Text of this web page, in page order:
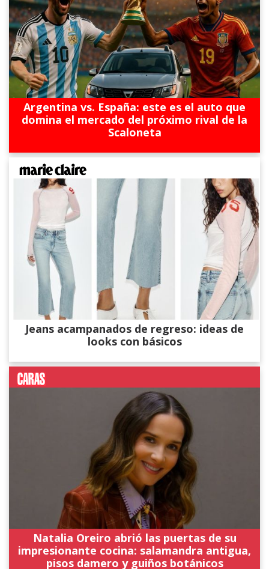
Argentina vs. España: este es el auto que
domina el mercado del próximo rival de la
Scaloneta
Jeans acampanados de regreso: ideas de
looks con básicos
Natalia Oreiro abrió las puertas de su
impresionante cocina: salamandra antigua,
pisos damero y guiños botánicos